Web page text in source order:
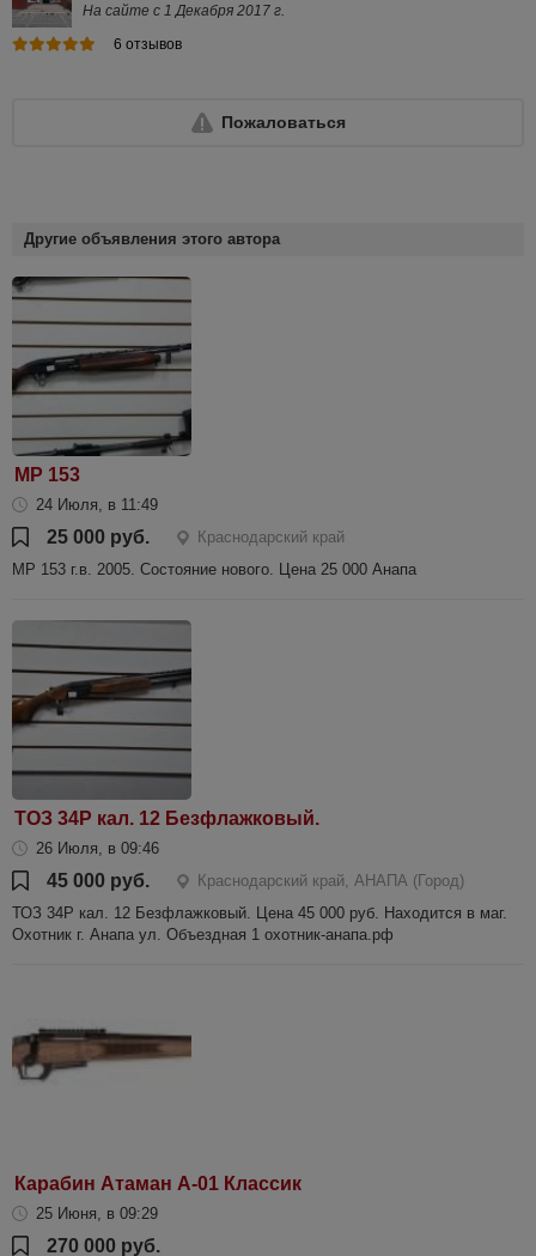
На сайте с 1 Декабря 2017 г.
6 отзывов
Пожаловаться
Другие объявления этого автора
МР 153
24 Июля, в 11:49
25 000 руб.
Краснодарский край
МР 153 г.в. 2005. Состояние нового. Цена 25 000 Анапа
ТОЗ 34Р кал. 12 Безфлажковый.
26 Июля, в 09:46
45 000 руб.
Краснодарский край, АНАПА (Город)
ТОЗ 34Р кал. 12 Безфлажковый. Цена 45 000 руб. Находится в маг.
Охотник г. Анапа ул. Объездная 1 охотник-анапа.рф
Карабин Атаман A-01 Классик
25 Июня, в 09:29
270 000 руб.